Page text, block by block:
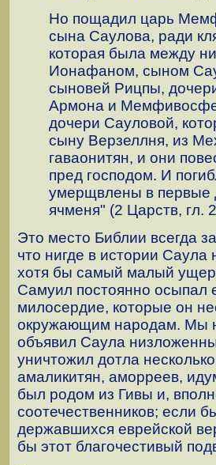
Но пощадил царь
сына Саулова, ради
которая была между
Ионафаном, сыном
сыновей Рицпы,
Армона и
дочери Сауловой,
сыну Верзеллня, из
гаваонитян, и они
пред господом. И
умерщвлены в первые
ячменя" (2 Царств, гл.
Это место Библии всегда
что нигде в истории
хотя бы самый малый
Самуил постоянно осыпал
милосердие, которые он
окружающим народам. Мы
объявил Саула
уничтожил дотла
амаликитян, аморреев,
был родом из Гивы и,
соотечественников; если
державшихся еврейской
бы этот благочестивый